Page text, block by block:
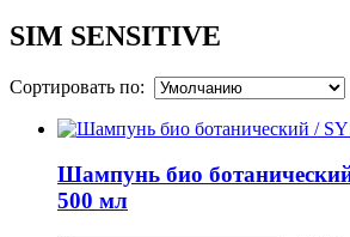
SIM SENSITIVE
Сортировать по:
Шампунь био
500 мл